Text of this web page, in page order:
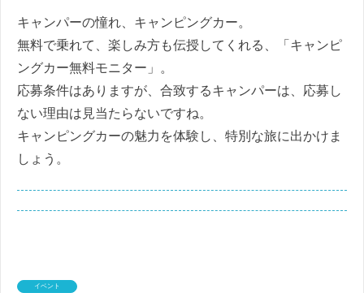
キャンパーの憧れ、キャンピングカー。
無料で乗れて、楽しみ方も伝授してくれる、「キャンピ
ングカー無料モニター」。
応募条件はありますが、合致するキャンパーは、応募し
ない理由は見当たらないですね。
キャンピングカーの魅力を体験し、特別な旅に出かけま
しょう。
イベント